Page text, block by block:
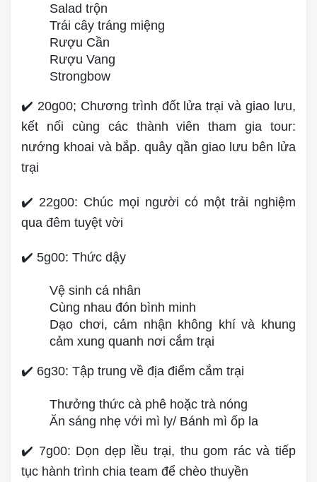
Salad trộn
Trái cây tráng miệng
Rượu Cần
Rượu Vang
Strongbow
✔️ 20g00; Chương trình đốt lửa trại và giao lưu,
kết nối cùng các thành viên tham gia tour:
nướng khoai và bắp. quây qần giao lưu bên lửa
trại
✔️ 22g00: Chúc mọi người có một trải nghiệm
qua đêm tuyệt vời
✔️ 5g00: Thức dậy
Vệ sinh cá nhân
Cùng nhau đón bình minh
Dạo chơi, cảm nhận không khí và khung
cảm xung quanh nơi cắm trại
✔️ 6g30: Tập trung về địa điểm cắm trại
Thưởng thức cà phê hoặc trà nóng
Ăn sáng nhẹ với mì ly/ Bánh mì ốp la
✔️ 7g00: Dọn dẹp lều trại, thu gom rác và tiếp
tục hành trình chia team để chèo thuyền